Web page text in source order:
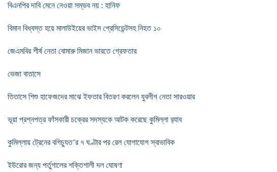
বিএনপির দাবি মেনে নেওয়া সম্ভব নয় : হানিফ
বিমান বিধ্বস্ত হয়ে মালাউইয়ের ভাইস প্রেসিডেন্টসহ নিহত ১০
জেএমবির শীর্ষ নেতা বোমারু মিজান ভারতে গ্রেফতার
ভেজা বাতাসে
তিতাসে শিশু হাফেজদের মাঝে ইফতার বিতরণ করলেন যুবলীগ নেতা সারওয়ার
ভূয়া প্রশ্নপত্র ফাঁসকারী চক্রের সদস্যকে আটক করেছে কুমিল্লা র‌্যাব
কুমিল্লায় ট্রেনের বগিচ্যুত’র ৭ ঘণ্টার পর রেল যোগাযোগ স্বাভাবিক
ইউরোর জন্য পর্তুগালের শক্তিশালী দল ঘোষণা